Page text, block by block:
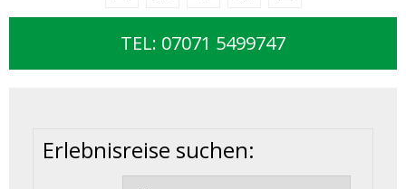
TEL: 07071 5499747
Erlebnisreise suchen: